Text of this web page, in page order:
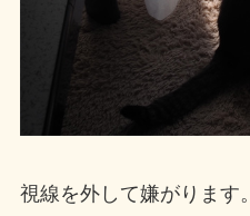
視線を外して嫌がります。